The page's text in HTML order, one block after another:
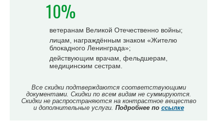
10%
ветеранам Великой Отечественно войны;
лицам, награждённым знаком «Жителю
блокадного Ленинграда»;
действующим врачам, фельдшерам,
медицинским сестрам.
Все скидки подтверждаются соответствующими
документами. Скидки по всем видам не суммируются.
Скидки не распространяются на контрастное вещество
и дополнительные услуги. Подробнее по ссылке